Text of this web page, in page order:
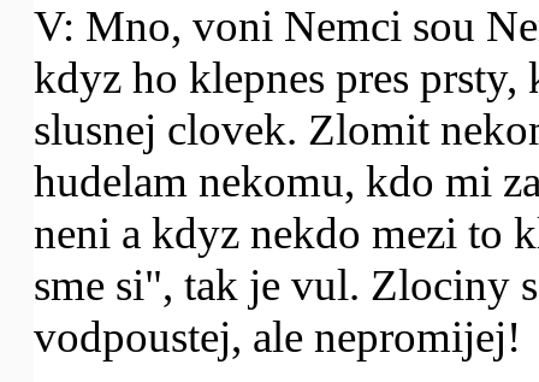
V: Mno, voni Nemci sou
kdyz ho klepnes pres
slusnej clovek. Zlomit
hudelam nekomu, kdo mi
neni a kdyz nekdo mezi to
sme si", tak je vul. Zlociny
vodpoustej, ale nepromijej!